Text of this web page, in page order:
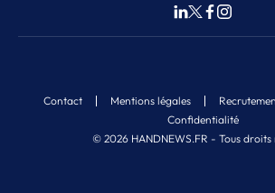
© 2026 HANDNEWS.FR - Tous droits
Contact Mentions légales
Confidentialité